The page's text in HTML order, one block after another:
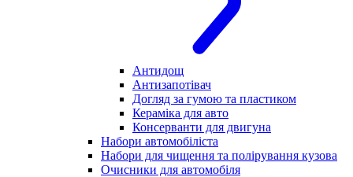
Антидощ
Антизапотівач
Догляд за гумою та пластиком
Кераміка для авто
Консерванти для двигуна
Набори автомобіліста
Набори для чищення та полірування кузова
Очисники для автомобіля